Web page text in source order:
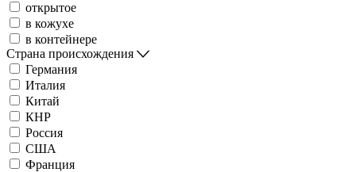
открытое
в кожухе
в контейнере
Страна происхождения
Германия
Италия
Китай
КНР
Россия
США
Франция